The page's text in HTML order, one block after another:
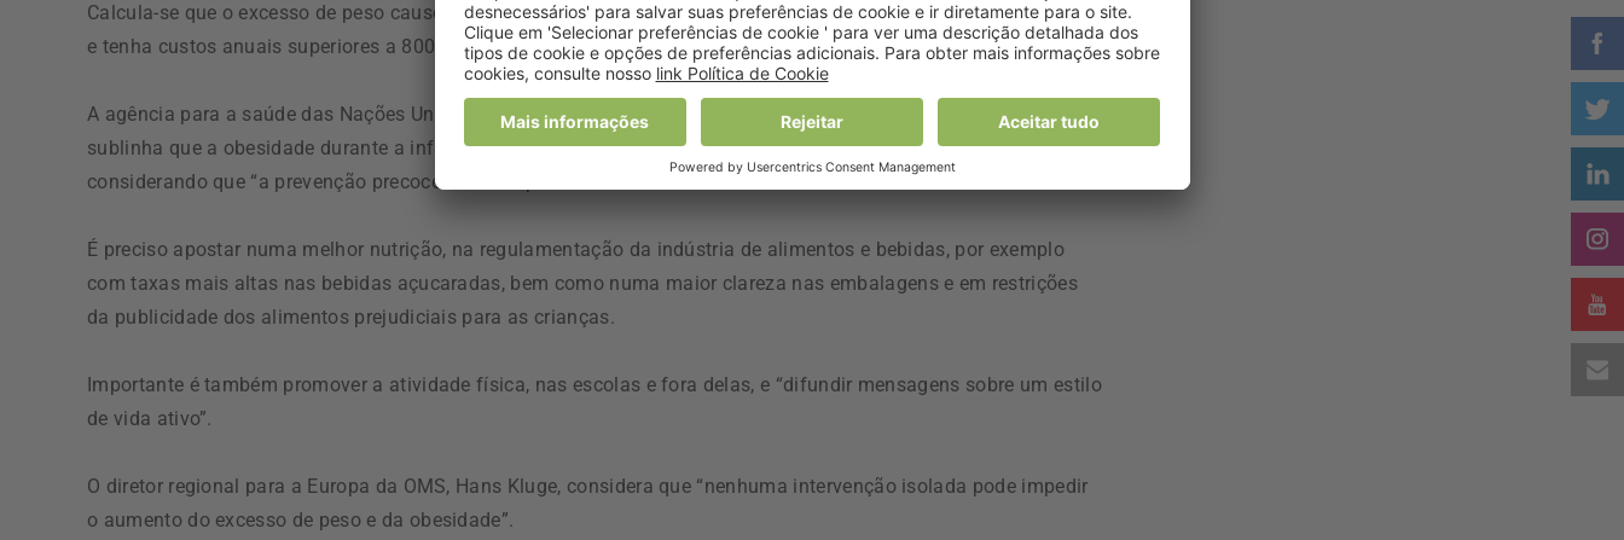
Calcula-se que o excesso de peso cause mais de 1,2 milhões de mortes na região europeia da OMS todos os anos
e tenha custos anuais superiores a 800 mil milhões de dólares (cerca de 733 mil milhões de euros).
A agência para a saúde das Nações Unidas indica que a previsão é de agravamento do quadro “alarmante” e
sublinha que a obesidade durante a infância “frequentemente continua” na adolescência e na vida adulta,
considerando que “a prevenção precoce é crucial para reverter as tendências atuais”.
É preciso apostar numa melhor nutrição, na regulamentação da indústria de alimentos e bebidas, por exemplo
com taxas mais altas nas bebidas açucaradas, bem como numa maior clareza nas embalagens e em restrições
da publicidade dos alimentos prejudiciais para as crianças.
Importante é também promover a atividade física, nas escolas e fora delas, e “difundir mensagens sobre um estilo
de vida ativo”.
O diretor regional para a Europa da OMS, Hans Kluge, considera que “nenhuma intervenção isolada pode impedir
o aumento do excesso de peso e da obesidade”.